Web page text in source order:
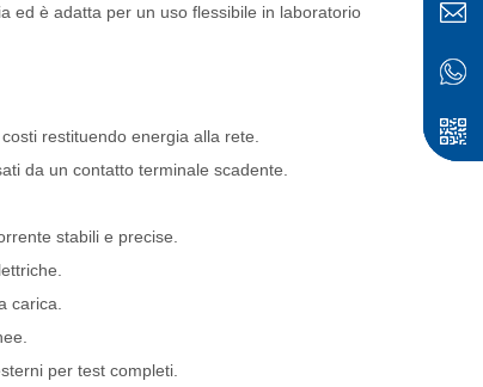
ed è adatta per un uso flessibile in laboratorio
restituendo energia alla rete.
da un contatto terminale scadente.
stabili e precise.
carica.
per test completi.